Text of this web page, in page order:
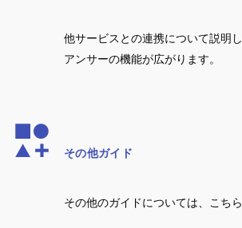
他サービスとの連携について説明
アンサーの機能が広がります。
その他ガイド
その他のガイドについては、こち